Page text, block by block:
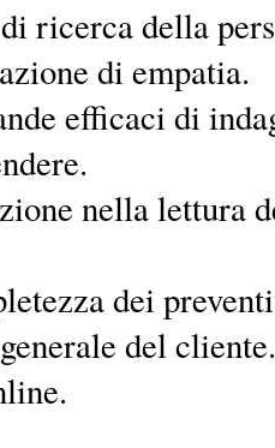
ricerca della
di empatia.
efficaci di
nella lettura
dei
del cliente.